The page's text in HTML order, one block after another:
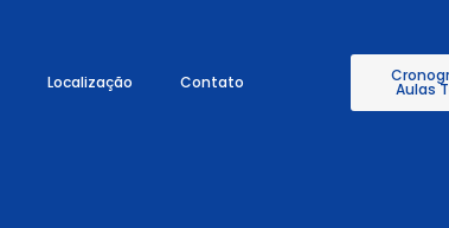
Localização Contato Aulas